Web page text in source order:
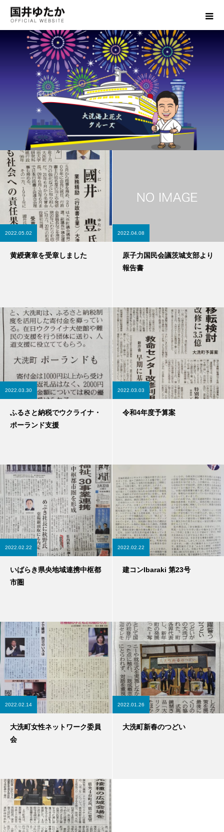
2022.05.02
黄綬褒章を受章しました
2022.04.08
原子力国民会議茨城支部より
報告書
2022.03.30
ふるさと納税でウクライナ・
ポーランド支援
2022.03.03
令和4年度予算案
2022.02.22
いばらき県央地域連携中枢都
市圏
2022.02.22
建コンIbaraki 第23号
2022.02.14
大洗町女性ネットワーク委員
会
2022.01.26
大洗町新春のつどい